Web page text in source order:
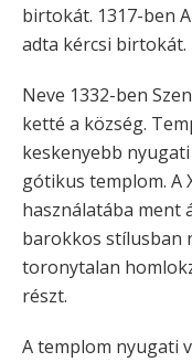
birtokát. 1317-ben
adta kércsi birtokát.
Neve 1332-ben
ketté a község.
keskenyebb
gótikus templom. A
használatába ment
barokkos stílusban
toronytalan
részt.
A templom nyugati